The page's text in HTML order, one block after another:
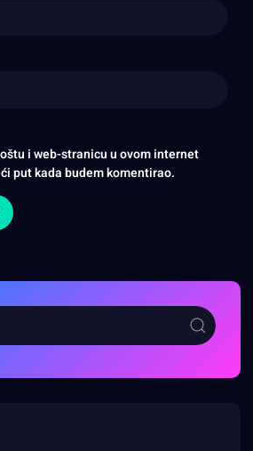
i web-stranicu u ovom internet
put kada budem komentirao.